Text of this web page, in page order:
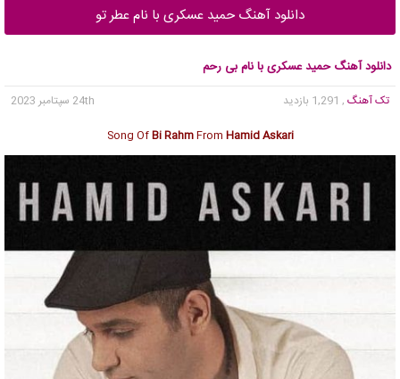
دانلود آهنگ حمید عسکری با نام عطر تو
دانلود آهنگ حمید عسکری با نام بی رحم
تک آهنگ , 1,291 بازدید
24th سپتامبر 2023
Song OfBi RahmFrom Hamid Askari